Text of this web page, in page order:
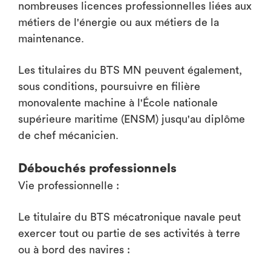
nombreuses licences professionnelles liées aux
métiers de l'énergie ou aux métiers de la
maintenance.
Les titulaires du BTS MN peuvent également,
sous conditions, poursuivre en filière
monovalente machine à l'École nationale
supérieure maritime (ENSM) jusqu'au diplôme
de chef mécanicien.
Débouchés professionnels
Vie professionnelle :
Le titulaire du BTS mécatronique navale peut
exercer tout ou partie de ses activités à terre
ou à bord des navires :